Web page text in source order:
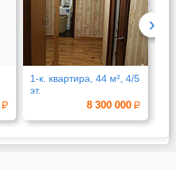
1-к. квартира, 44 м², 4/5
эт.
8 300 000
›